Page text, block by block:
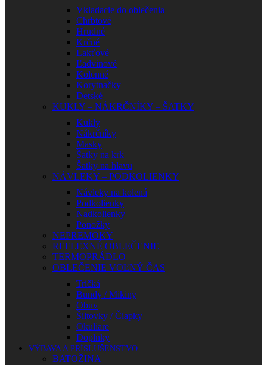
Vkladacie do oblečenia
Chrbtové
Hrudné
Krčné
Lakťové
Ľadvinové
Kolenné
Korytnačky
Detské
KUKLY – NÁKRČNÍKY – ŠATKY
Kukly
Nákrčníky
Masky
Šatky na krk
Šatky na hlavu
NÁVLEKY – PODKOLIENKY
Návleky na kolená
Podkolienky
Nadkolienky
Ponožky
NEPREMOKY
REFLEXNÉ OBLEČENIE
TERMOPRÁDLO
OBLEČENIE VOĽNÝ ČAS
Tričká
Bundy / Mikiny
Obuv
Šiltovky / Čiapky
Okuliare
Doplnky
VÝBAVA A PRÍSLUŠENSTVO
BATOŽINA